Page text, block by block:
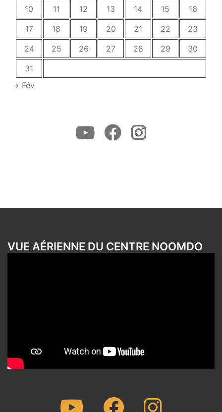
10
11 12 13 14 15
16
17
18 19 20 21 22
23
24
25 26 27 28 29
30
31
« Fév
Youtube FacebookInstagram
VUE AÉRIENNE DU CENTRE NOOMDO
Youtube FacebookInstagram